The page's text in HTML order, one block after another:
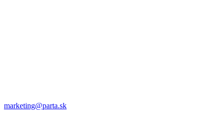
marketing@parta.sk